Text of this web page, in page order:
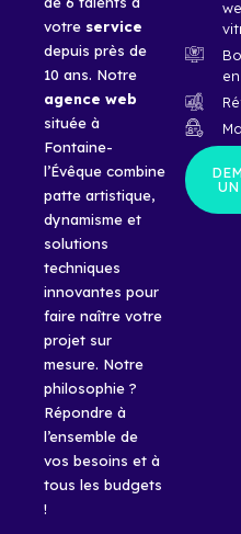
votre service
depuis près de
10 ans. Notre
agence web
située à
Fontaine-
l’Évêque combine
patte artistique,
dynamisme et
solutions
techniques
innovantes pour
faire naître votre
projet sur
mesure. Notre
philosophie ?
Répondre à
l’ensemble de
vos besoins et à
tous les budgets
!